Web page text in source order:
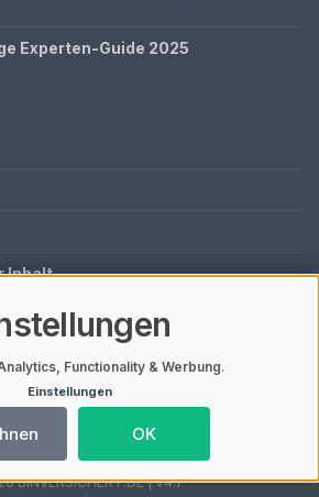
Experten-Guide 2025
Inhalt
BINVERSICHERT.DE | V4.1
Functionality & Werbung.
Einstellungen
OK